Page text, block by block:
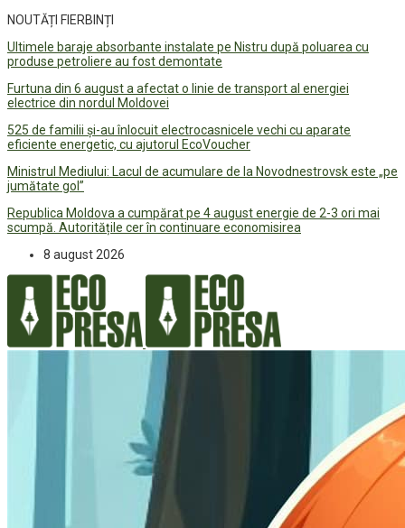
NOUTĂȚI FIERBINȚI
Ultimele baraje absorbante instalate pe Nistru după poluarea cu
produse petroliere au fost demontate
Furtuna din 6 august a afectat o linie de transport al energiei
electrice din nordul Moldovei
525 de familii și-au înlocuit electrocasnicele vechi cu aparate
eficiente energetic, cu ajutorul EcoVoucher
Ministrul Mediului: Lacul de acumulare de la Novodnestrovsk este „pe
jumătate gol”
Republica Moldova a cumpărat pe 4 august energie de 2-3 ori mai
scumpă. Autoritățile cer în continuare economisirea
8 august 2026